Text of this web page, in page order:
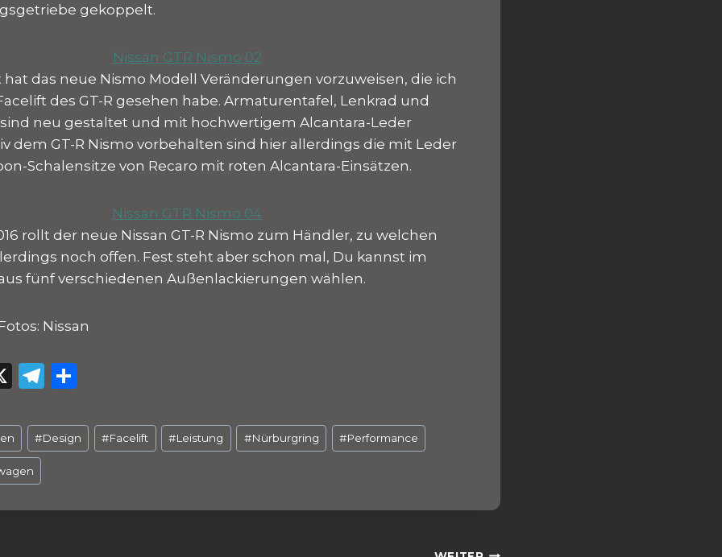
gekoppelt.
das neue Nismo Modell Veränderungen vorzuweisen, die ich
des GT-R gesehen habe. Armaturentafel, Lenkrad und
neu gestaltet und mit hochwertigem Alcantara-Leder
dem GT-R Nismo vorbehalten sind hier allerdings die mit Leder
Schalensitze von Recaro mit roten Alcantara-Einsätzen.
rollt der neue Nissan GT-R Nismo zum Händler, zu welchen
noch offen. Fest steht aber schon mal, Du kannst im
fünf verschiedenen Außenlackierungen wählen.
Nissan
X
T
e
g
m
le
n
#Design #Facelift #Leistung #Nürburgring #Performance